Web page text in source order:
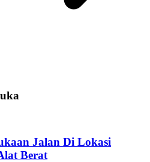
Jalan Di Lokasi
Berat